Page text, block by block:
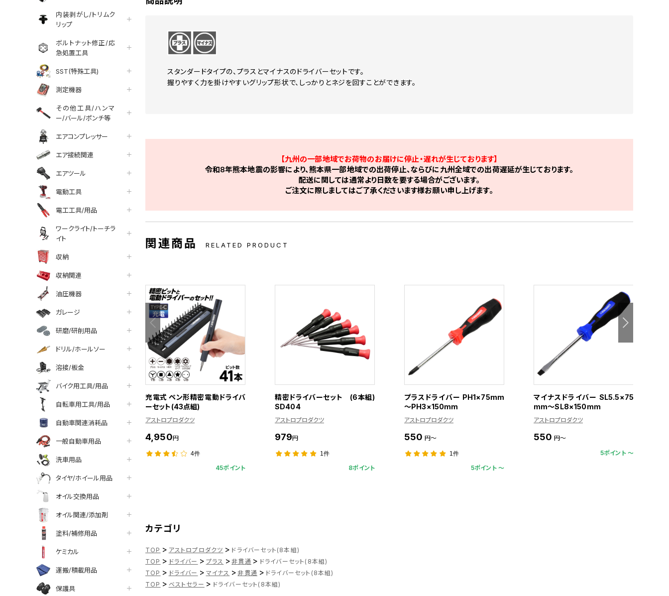
内装剥がし/トリムク
リップ
ボルトナット修正/応
急処置工具
SST(特殊工具)
測定機器
その他工具/ハンマ
ー/バール/ポンチ等
エアコンプレッサー
エア接続関連
エアツール
電動工具
電工工具/用品
ワークライト/トーチラ
イト
収納
収納関連
油圧機器
ガレージ
研磨/研削用品
ドリル/ホールソー
溶接/板金
バイク用工具/用品
自転車用工具/用品
自動車関連消耗品
一般自動車用品
洗車用品
タイヤ/ホイール用品
オイル交換用品
オイル関連/添加剤
塗料/補修用品
ケミカル
運搬/積載用品
保護具
スタンダードタイプの、プラスとマイナスのドライバーセットです。
握りやすく力を掛けやすいグリップ形状で、しっかりとネジを回すことができます。
【九州の一部地域でお荷物のお届けに停止・遅れが生じております】
令和8年熊本地震の影響により、熊本県一部地域での出荷停止、ならびに九州全域での出荷遅延が生じております。
配送に関しては通常より日数を要する場合がございます。
ご注文に際しましてはご了承くださいます様お願い申し上げます。
関連商品 RELATED PRODUCT
充電式 ペン形精密電動ドライバ
ーセット(43点組)
アストロプロダクツ
4,950円
4件
45ポイント
精密ドライバーセット (6本組)
SD404
アストロプロダクツ
979円
1件
8ポイント
プラスドライバー PH1×75mm
～PH3×150mm
アストロプロダクツ
550 円～
1件
5ポイント 〜
マイナスドライバー SL5.5×75
mm～SL8×150mm
アストロプロダクツ
550 円～
5ポイント 〜
カテゴリ
TOP > アストロプロダクツ > ドライバーセット(8本組)
TOP > ドライバー > プラス > 非貫通 > ドライバーセット(8本組)
TOP > ドライバー > マイナス > 非貫通 > ドライバーセット(8本組)
TOP > ベストセラー > ドライバーセット(8本組)